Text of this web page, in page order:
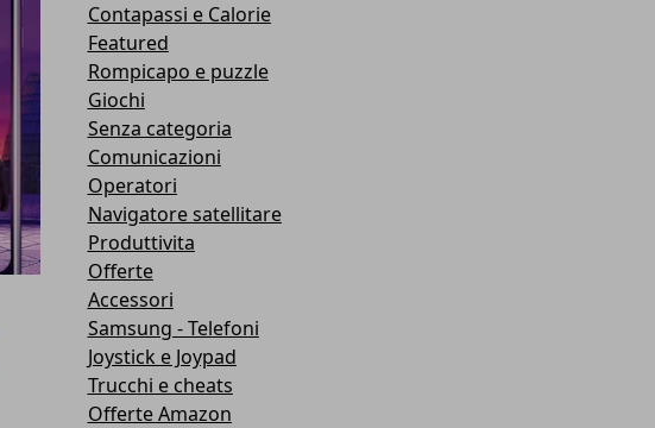
Contapassi e Calorie
Featured
Rompicapo e puzzle
Giochi
Senza categoria
Comunicazioni
Operatori
Navigatore satellitare
Produttivita
Offerte
Accessori
Samsung - Telefoni
Joystick e Joypad
Trucchi e cheats
Offerte Amazon